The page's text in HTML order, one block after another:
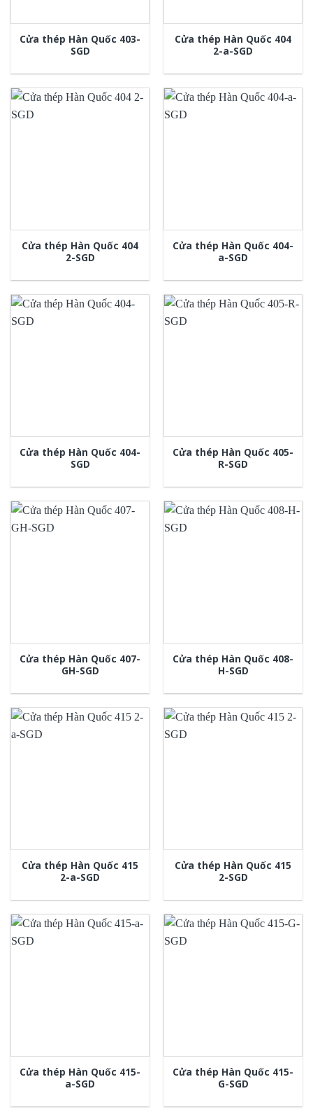
Cửa thép Hàn Quốc 403-
SGD
Cửa thép Hàn Quốc 404
2-a-SGD
Cửa thép Hàn Quốc 404
2-SGD
Cửa thép Hàn Quốc 404-
a-SGD
Cửa thép Hàn Quốc 404-
SGD
Cửa thép Hàn Quốc 405-
R-SGD
Cửa thép Hàn Quốc 407-
GH-SGD
Cửa thép Hàn Quốc 408-
H-SGD
Cửa thép Hàn Quốc 415
2-a-SGD
Cửa thép Hàn Quốc 415
2-SGD
Cửa thép Hàn Quốc 415-
a-SGD
Cửa thép Hàn Quốc 415-
G-SGD